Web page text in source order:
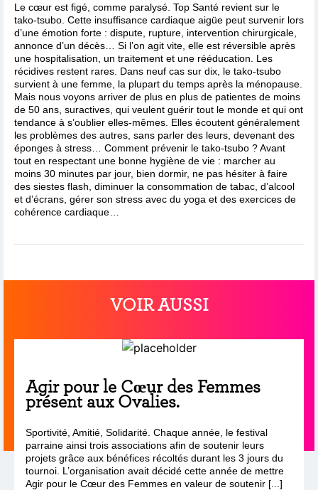
Le cœur est figé, comme paralysé. Top Santé revient sur le
tako-tsubo. Cette insuffisance cardiaque aigüe peut survenir lors
d’une émotion forte : dispute, rupture, intervention chirurgicale,
annonce d’un décès… Si l’on agit vite, elle est réversible après
une hospitalisation, un traitement et une rééducation. Les
récidives restent rares. Dans neuf cas sur dix, le tako-tsubo
survient à une femme, la plupart du temps après la ménopause.
Mais nous voyons arriver de plus en plus de patientes de moins
de 50 ans, suractives, qui veulent guérir tout le monde et qui ont
tendance à s’oublier elles-mêmes. Elles écoutent généralement
les problèmes des autres, sans parler des leurs, devenant des
éponges à stress… Comment prévenir le tako-tsubo ? Avant
tout en respectant une bonne hygiène de vie : marcher au
moins 30 minutes par jour, bien dormir, ne pas hésiter à faire
des siestes flash, diminuer la consommation de tabac, d’alcool
et d’écrans, gérer son stress avec du yoga et des exercices de
cohérence cardiaque…
VOIR AUSSI
Agir pour le Cœur des Femmes
présent aux Ovalies.
Sportivité, Amitié, Solidarité. Chaque année, le festival
parraine ainsi trois associations afin de soutenir leurs
projets grâce aux bénéfices récoltés durant les 3 jours du
tournoi. L’organisation avait décidé cette année de mettre
Agir pour le Cœur des Femmes en valeur de soutenir [...]